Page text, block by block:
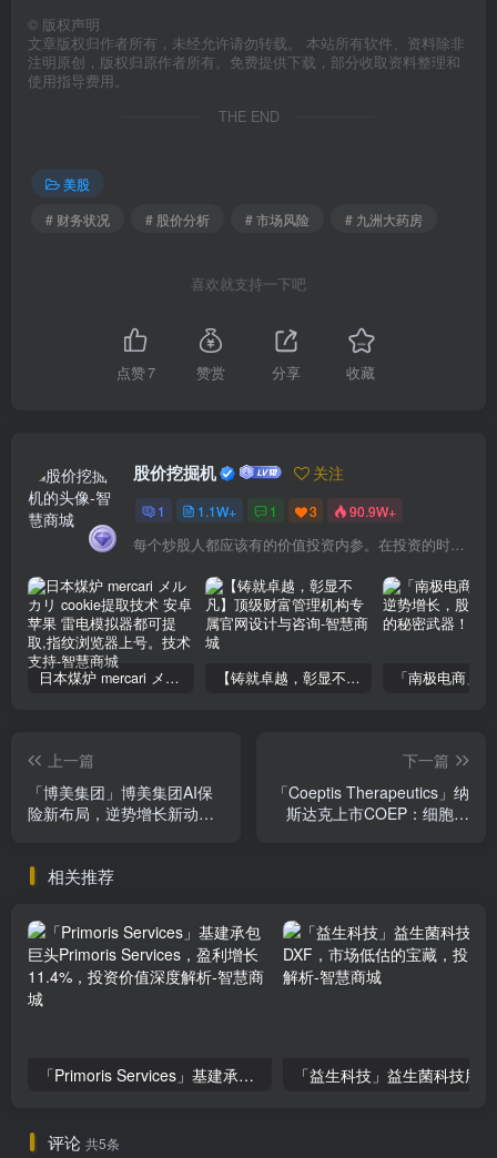
© 版权声明
文章版权归作者所有，未经允许请勿转载。 本站所有软件、资料除非
注明原创，版权归原作者所有。免费提供下载，部分收取资料整理和
使用指导费用。
THE END
美股
# 财务状况
# 股价分析 # 市场风险 # 九洲大药房
喜欢就支持一下吧
点赞7 赞赏 分享 收藏
股价挖掘机 关注
1 1.1W+ 1 3 90.9W+
每个炒股人都应该有的价值投资内参。在投资的时候，我们把自己看成是企业分析师——而不是市场分析师，也不是宏观经济分析师，更不是证券分析师。
日本煤炉 mercari メルカリ cookie提取技术 安卓 苹果 雷电模拟器都可提取,指纹浏览器上号。技术支持 【铸就卓越，彰显不凡】顶级财富管理机构专属官网设计与咨询
上一篇
「博美集团」博美集团AI保
险新布局，逆势增长新动
下一篇
「Coeptis Therapeutics」纳
斯达克上市COEP：细胞疗
相关推荐
「Primoris Services」基建承包巨头Primoris Services，盈利增长11.4%，投资价值深度解析
评论 共5条